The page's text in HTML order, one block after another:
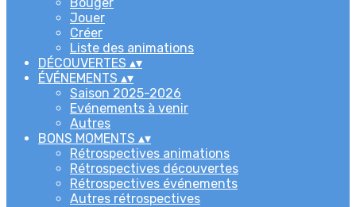
Jouer
Créer
Liste des animations
DÉCOUVERTES ▴▾
ÉVÉNEMENTS ▴▾
Saison 2025-2026
Evénements à venir
Autres
BONS MOMENTS ▴▾
Rétrospectives animations
Rétrospectives découvertes
Rétrospectives événements
Autres rétrospectives